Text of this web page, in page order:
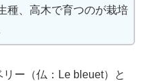
種、高木で育つのが栽培
ー（仏：Le bleuet）と